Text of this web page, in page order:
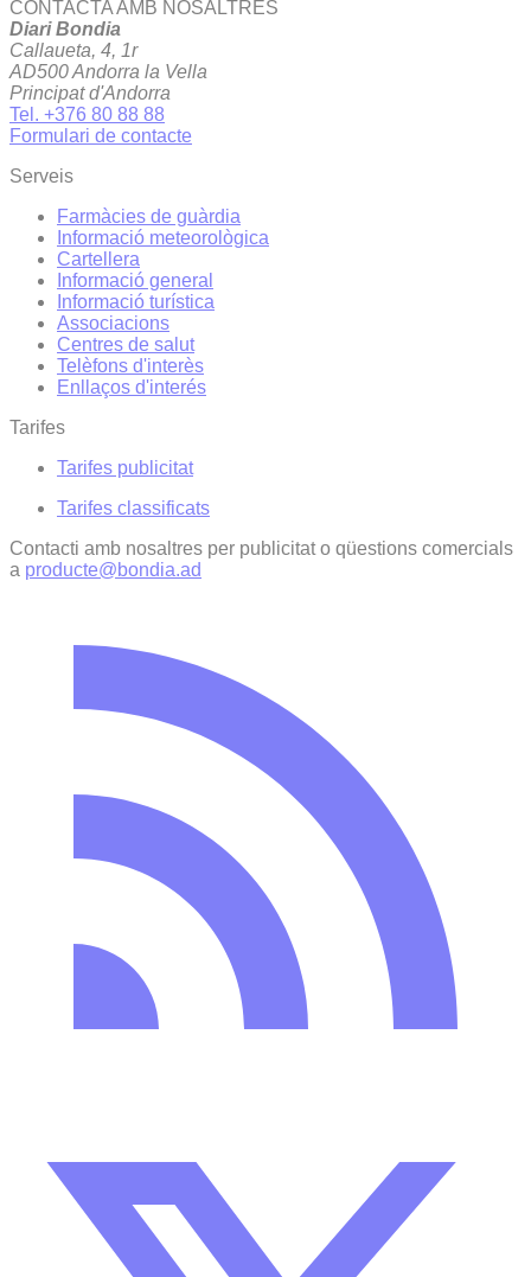
CONTACTA AMB NOSALTRES
Diari Bondia
Callaueta, 4, 1r
AD500 Andorra la Vella
Principat d'Andorra
Tel. +376 80 88 88
Formulari de contacte
Serveis
Farmàcies de guàrdia
Informació meteorològica
Cartellera
Informació general
Informació turística
Associacions
Centres de salut
Telèfons d'interès
Enllaços d'interés
Tarifes
Tarifes publicitat
Tarifes classificats
Contacti amb nosaltres per publicitat o qüestions comercials
a producte@bondia.ad